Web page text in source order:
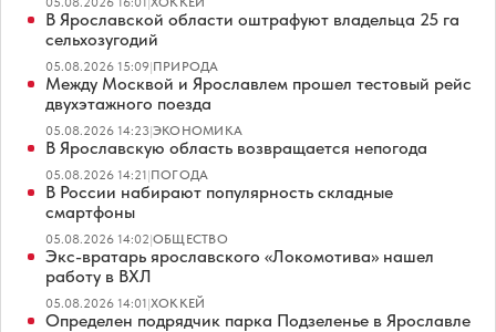
В Ярославской области оштрафуют владельца 25 га
сельхозугодий
05.08.2026 15:09|ПРИРОДА
Между Москвой и Ярославлем прошел тестовый рейс
двухэтажного поезда
05.08.2026 14:23|ЭКОНОМИКА
В Ярославскую область возвращается непогода
05.08.2026 14:21|ПОГОДА
В России набирают популярность складные
смартфоны
05.08.2026 14:02|ОБЩЕСТВО
Экс-вратарь ярославского «Локомотива» нашел
работу в ВХЛ
05.08.2026 14:01|ХОККЕЙ
Определен подрядчик парка Подзеленье в Ярославле